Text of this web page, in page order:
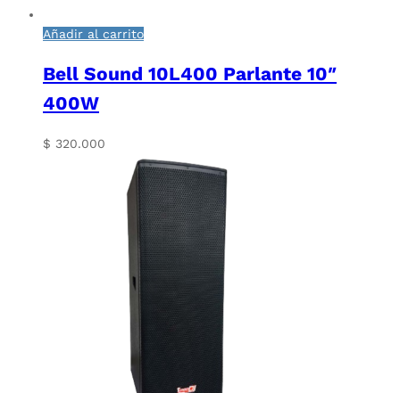
Añadir al carrito
Bell Sound 10L400 Parlante 10″
400W
$ 320.000